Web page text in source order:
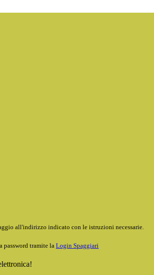
all'indirizzo indicato con le istruzioni necessarie.
password tramite la Login Spaggiari